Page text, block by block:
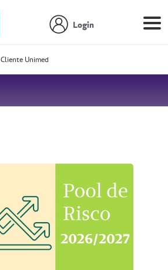
Login
Cliente Unimed